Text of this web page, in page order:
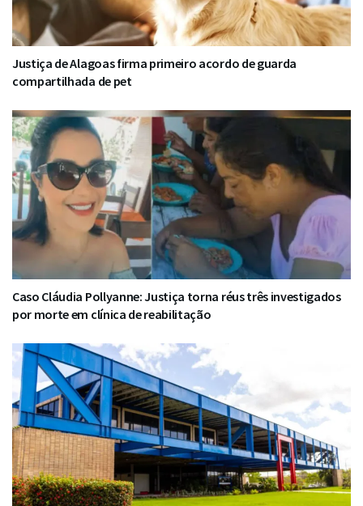
Justiça de Alagoas firma primeiro acordo de guarda
compartilhada de pet
Caso Cláudia Pollyanne: Justiça torna réus três investigados
por morte em clínica de reabilitação